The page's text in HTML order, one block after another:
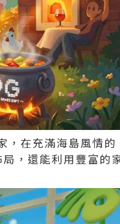
，在充滿海島風情的
，還能利用豐富的